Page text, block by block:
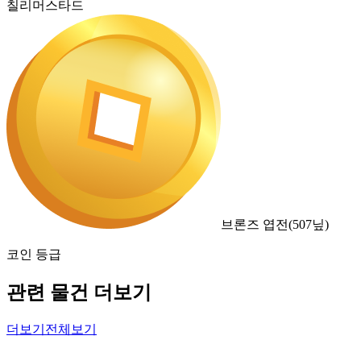
칠리머스타드
브론즈 엽전(507닢)
코인 등급
관련 물건 더보기
더보기 전체보기